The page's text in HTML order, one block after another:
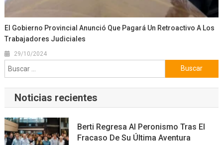
El Gobierno Provincial Anunció Que Pagará Un Retroactivo A Los
Trabajadores Judiciales
29/10/2024
Buscar:
Noticias recientes
Berti Regresa Al Peronismo Tras El
Fracaso De Su Última Aventura